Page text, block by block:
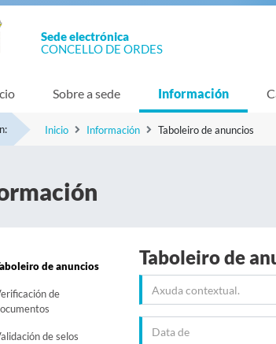
Sede electrónica
CONCELLO DE ORDES
Sobre a sede Información
Inicio Información Taboleiro de anuncios
de anuncios
de
de selos
Taboleiro de